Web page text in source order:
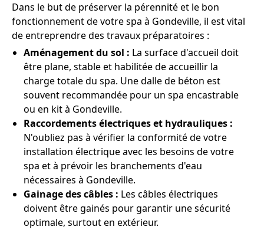
Dans le but de préserver la pérennité et le bon
fonctionnement de votre spa à Gondeville, il est vital
de entreprendre des travaux préparatoires :
Aménagement du sol : La surface d'accueil doit
être plane, stable et habilitée de accueillir la
charge totale du spa. Une dalle de béton est
souvent recommandée pour un spa encastrable
ou en kit à Gondeville.
Raccordements électriques et hydrauliques :
N'oubliez pas à vérifier la conformité de votre
installation électrique avec les besoins de votre
spa et à prévoir les branchements d'eau
nécessaires à Gondeville.
Gainage des câbles : Les câbles électriques
doivent être gainés pour garantir une sécurité
optimale, surtout en extérieur.